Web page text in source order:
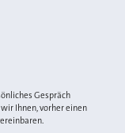
Gespräch
Ihnen, vorher einen